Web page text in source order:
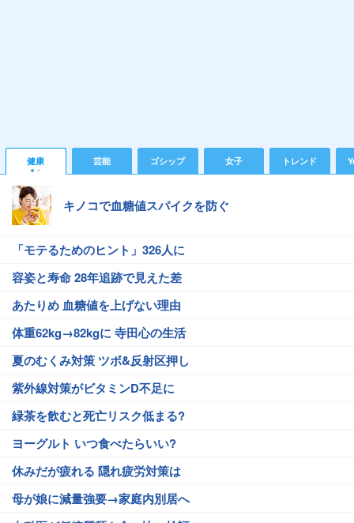
健康 芸能 ゴシップ 女子 トレンド
キノコで血糖値スパイクを防ぐ
「モテるためのヒント」326人に
容姿と寿命 28年追跡で見えた差
あたりめ 血糖値を上げない理由
体重62kg→82kgに 寺田心の生活
夏のむくみ対策 ツボ&反射区押し
紫外線対策がビタミンD不足に
緑茶を飲むと死亡リスク低まる?
ヨーグルト いつ食べたらいい?
休みだが疲れる 隠れ疲労対策は
母が娘に減量強要→家庭内別居へ